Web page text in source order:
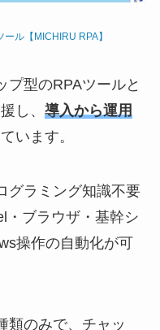
ル【MICHIRU RPA】
プ型のRPAツールと
し、 導入から運用
います。
グラミング知識不要
・ブラウザ・基幹シ
操作の自動化が可
類のみで、チャッ